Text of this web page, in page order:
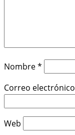
Nombre*
Correo electrónico
Web